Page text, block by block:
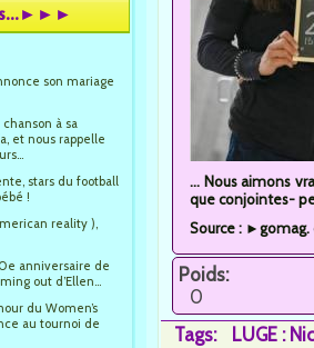
son mariage
à sa
et nous rappelle
stars du football
!
reality ),
anniversaire de
out d’Ellen...
du Women’s
au tournoi de
... Nous aimons
que conjointes-
Source :
Poids:
0
Tags:
LUGE :